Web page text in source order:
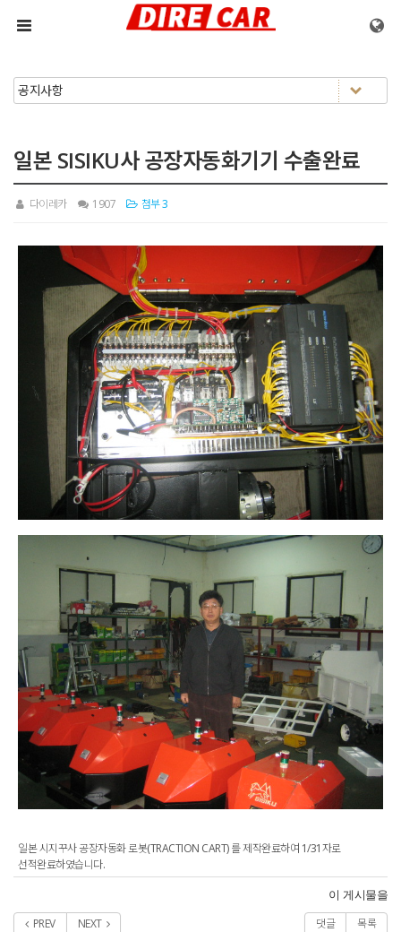
메뉴 건너뛰기
일본 SISIKU사 공장자동화기기 수출완료
다이레카 1907 첨부 3
일본 시지꾸사 공장자동화 로봇(TRACTION CART) 를 제작완료하여 1/31자로
선적완료하였습니다.
이 게시물을
PREV NEXT 댓글 목록